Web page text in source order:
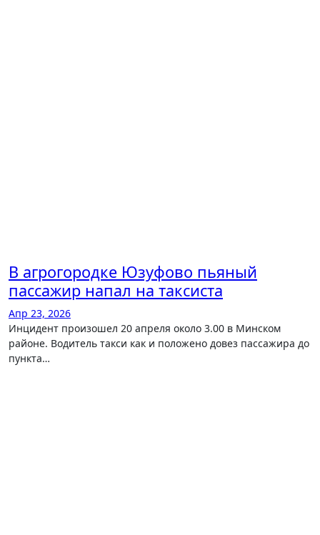
В агрогородке Юзуфово пьяный
пассажир напал на таксиста
Апр 23, 2026
Инцидент произошел 20 апреля около 3.00 в Минском
районе. Водитель такси как и положено довез пассажира до
пункта…